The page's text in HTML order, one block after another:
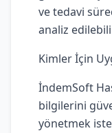
ve tedavi
analiz
Kimler İçin
İndemSoft
bilgilerini
yönetmek